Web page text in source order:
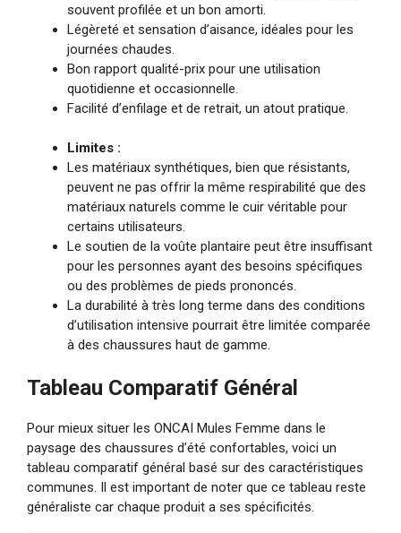
souvent profilée et un bon amorti.
Légèreté et sensation d’aisance, idéales pour les
journées chaudes.
Bon rapport qualité-prix pour une utilisation
quotidienne et occasionnelle.
Facilité d’enfilage et de retrait, un atout pratique.
Limites :
Les matériaux synthétiques, bien que résistants,
peuvent ne pas offrir la même respirabilité que des
matériaux naturels comme le cuir véritable pour
certains utilisateurs.
Le soutien de la voûte plantaire peut être insuffisant
pour les personnes ayant des besoins spécifiques
ou des problèmes de pieds prononcés.
La durabilité à très long terme dans des conditions
d’utilisation intensive pourrait être limitée comparée
à des chaussures haut de gamme.
Tableau Comparatif Général
Pour mieux situer les ONCAI Mules Femme dans le
paysage des chaussures d’été confortables, voici un
tableau comparatif général basé sur des caractéristiques
communes. Il est important de noter que ce tableau reste
généraliste car chaque produit a ses spécificités.